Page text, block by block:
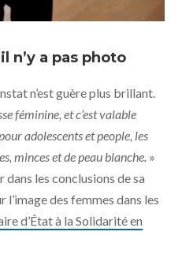
n’y a pas photo
n’est guère plus brillant.
féminine, et c’est valable
adolescents et people, les
minces et de peau blanche. »
les conclusions de sa
des femmes dans les
d’État à la Solidarité en